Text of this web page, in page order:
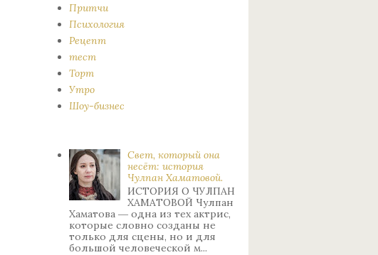
Притчи
Психология
Рецепт
тест
Торт
Утро
Шоу-бизнес
Свет, который она
несёт: история
Чулпан Хаматовой.
ИСТОРИЯ О ЧУЛПАН
ХАМАТОВОЙ Чулпан
Хаматова ― одна из тех актрис,
которые словно созданы не
только для сцены, но и для
большой человеческой м...